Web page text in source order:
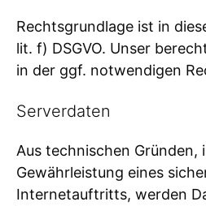
Rechtsgrundlage ist in
lit. f) DSGVO. Unser
in der ggf. notwendigen
Serverdaten
Aus technischen Gründen,
Gewährleistung eines
Internetauftritts, werden